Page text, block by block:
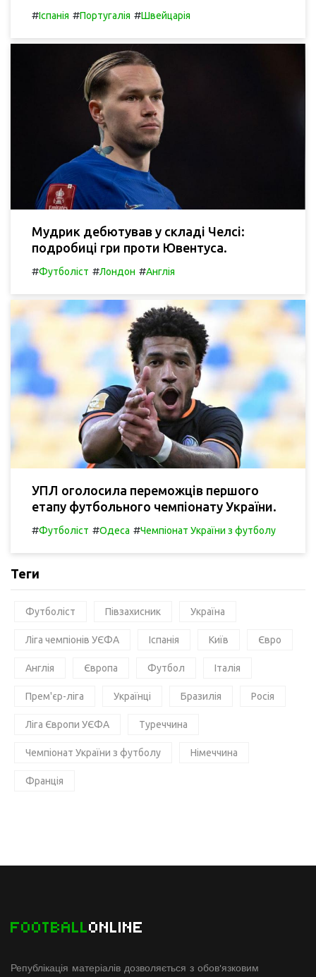
#Іспанія #Португалія #Швейцарія
Мудрик дебютував у складі Челсі:
подробиці гри проти Ювентуса.
#Футболіст #Лондон #Англія
УПЛ оголосила переможців першого
етапу футбольного чемпіонату України.
#Футболіст #Одеса #Чемпіонат України з футболу
Теги
Футболіст Півзахисник Україна
Ліга чемпіонів УЄФА Іспанія Київ Євро
Англія Європа Футбол Італія
Прем'єр-ліга Українці Бразилія Росія
Ліга Європи УЄФА Туреччина
Чемпіонат України з футболу Німеччина
Франція
FOOTBALLONLINE
Републікація матеріалів дозволяється з обов'язковим